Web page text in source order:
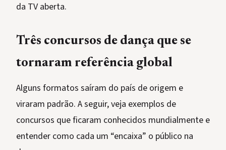
da TV aberta.
Três concursos de dança que se
tornaram referência global
Alguns formatos saíram do país de origem e
viraram padrão. A seguir, veja exemplos de
concursos que ficaram conhecidos mundialmente e
entender como cada um “encaixa” o público na